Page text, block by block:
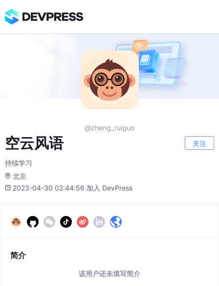
@zheng_ruiguo
空云风语 关注
持续学习
北京
2023-04-30 02:44:56 加入 DevPress
简介
该用户还未填写简介